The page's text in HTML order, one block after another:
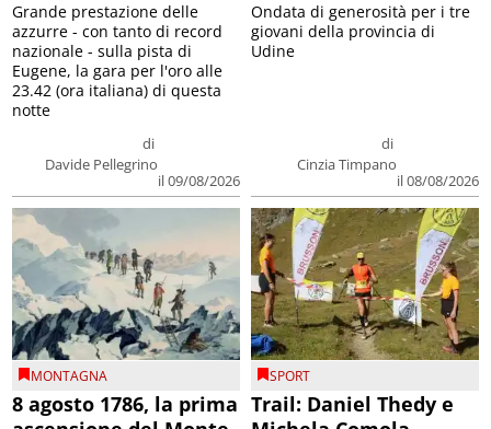
di
Davide Pellegrino
il 09/08/2026
Grande prestazione delle
azzurre - con tanto di record
nazionale - sulla pista di
Eugene, la gara per l'oro alle
23.42 (ora italiana) di questa
notte
di
Cinzia Timpano
il 08/08/2026
Ondata di generosità per i tre
giovani della provincia di
Udine
MONTAGNA
8 agosto 1786, la prima
SPORT
Trail: Daniel Thedy e